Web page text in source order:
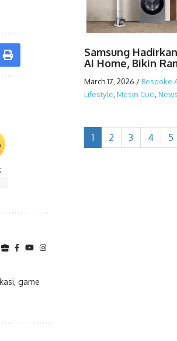
game
Samsung
AI Home, Bikin
March 17, 2026 /Bespoke
Lifestyle Mesin Cuci News
1 2 3 4 5